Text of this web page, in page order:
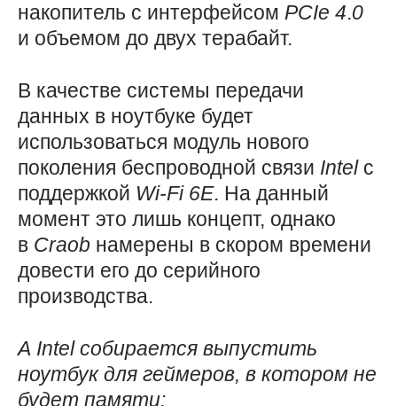
накопитель с интерфейсом PCIe 4.0
и объемом до двух терабайт.
В качестве системы передачи
данных в ноутбуке будет
использоваться модуль нового
поколения беспроводной связи Intel с
поддержкой Wi-Fi 6E. На данный
момент это лишь концепт, однако
в Craob намерены в скором времени
довести его до серийного
производства.
А Intelсобирается выпустить
ноутбук для геймеров, в котором не
будет памяти: